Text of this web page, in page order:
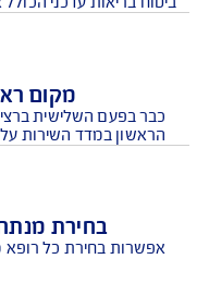
הסל הרחב ביותר
בריאות עדכני הכולל את
מקום